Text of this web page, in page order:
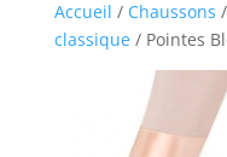
Accueil / Chaussons /
classique/ Pointes